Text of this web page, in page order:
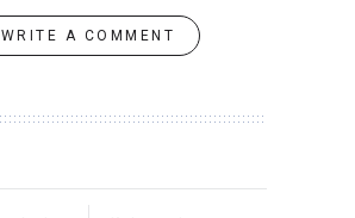
WRITE A COMMENT